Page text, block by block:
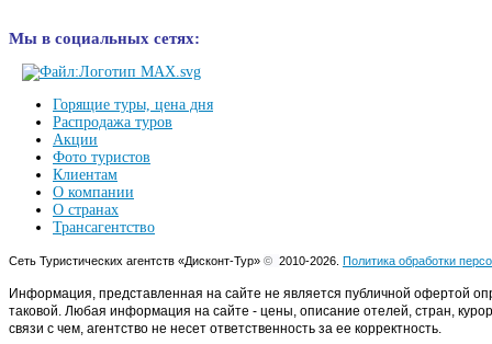
Мы в социальных сетях:
Горящие туры, цена дня
Распродажа туров
Акции
Фото туристов
Клиентам
О компании
О странах
Трансагентство
Сеть Туристических агентств «Дисконт-Тур» © 2010-2026. Политика обработки
Информация, представленная на сайте не является публичной офертой
таковой. Любая информация на сайте - цены, описание отелей, стран,
связи с чем, агентство не несет ответственность за ее корректность.